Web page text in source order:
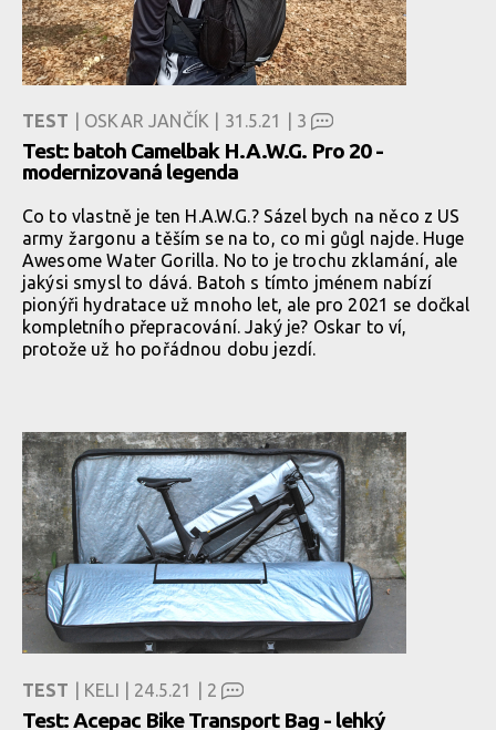
TEST | OSKAR JANČÍK | 31.5.21 | 3
Test: batoh Camelbak H.A.W.G. Pro 20 -
modernizovaná legenda
Co to vlastně je ten H.A.W.G.? Sázel bych na něco z US
army žargonu a těším se na to, co mi gůgl najde. Huge
Awesome Water Gorilla. No to je trochu zklamání, ale
jakýsi smysl to dává. Batoh s tímto jménem nabízí
pionýři hydratace už mnoho let, ale pro 2021 se dočkal
kompletního přepracování. Jaký je? Oskar to ví,
protože už ho pořádnou dobu jezdí.
TEST | KELI | 24.5.21 | 2
Test: Acepac Bike Transport Bag - lehký